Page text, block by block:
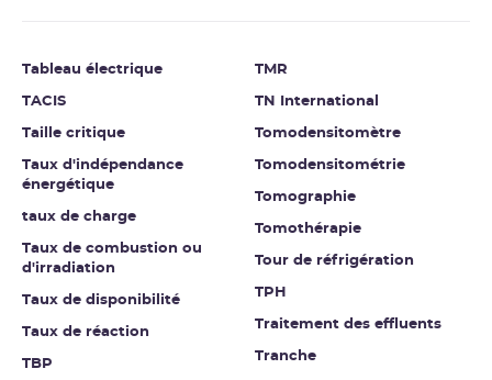
Tableau électrique
TACIS
Taille critique
Taux d'indépendance
énergétique
taux de charge
Taux de combustion ou
d'irradiation
Taux de disponibilité
Taux de réaction
TBP
TMR
TN International
Tomodensitomètre
Tomodensitométrie
Tomographie
Tomothérapie
Tour de réfrigération
TPH
Traitement des effluents
Tranche